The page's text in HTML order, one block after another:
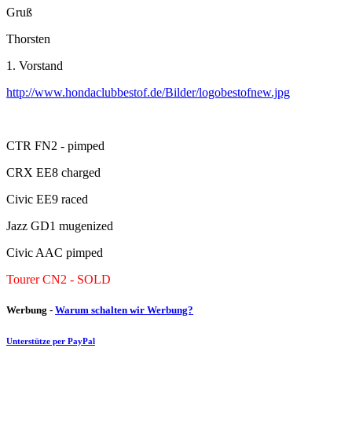
Gruß
Thorsten
1. Vorstand
http://www.hondaclubbestof.de/Bilder/logobestofnew.jpg
CTR FN2 - pimped
CRX EE8 charged
Civic EE9 raced
Jazz GD1 mugenized
Civic AAC pimped
Tourer CN2 - SOLD
Werbung - Warum schalten wir Werbung?
Unterstütze per PayPal